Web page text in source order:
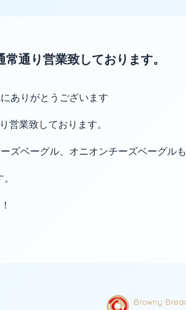
通り営業致しております。
ありがとうございます
営業致しております。
ズベーグル、オニオンチーズベーグルも